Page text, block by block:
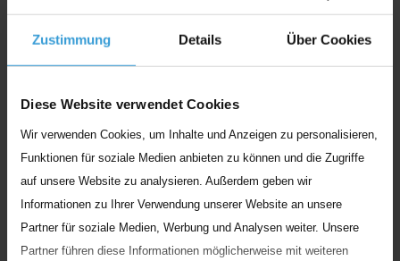
Zustimmung Details Über Cookies
Diese Website verwendet Cookies
Wir verwenden Cookies, um Inhalte und Anzeigen zu personalisieren,
Funktionen für soziale Medien anbieten zu können und die Zugriffe
auf unsere Website zu analysieren. Außerdem geben wir
Informationen zu Ihrer Verwendung unserer Website an unsere
Partner für soziale Medien, Werbung und Analysen weiter. Unsere
Partner führen diese Informationen möglicherweise mit weiteren